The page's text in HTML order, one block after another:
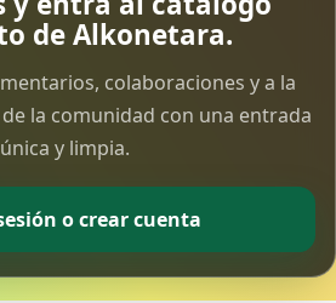
de Alkonetara.
colaboraciones y a la
la comunidad con una entrada
única y limpia.
o crear cuenta